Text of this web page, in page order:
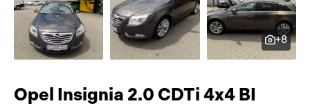
Pracovní stroje
Náhradní díly
Příslušenství
Auto a život
Videa
+8
Opel Insignia 2.0 CDTi 4x4 BI